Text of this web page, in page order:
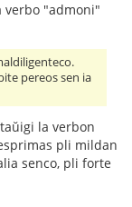
verbo "admoni"
pereos sen ia
la verbon
pli mildan
senco, pli forte